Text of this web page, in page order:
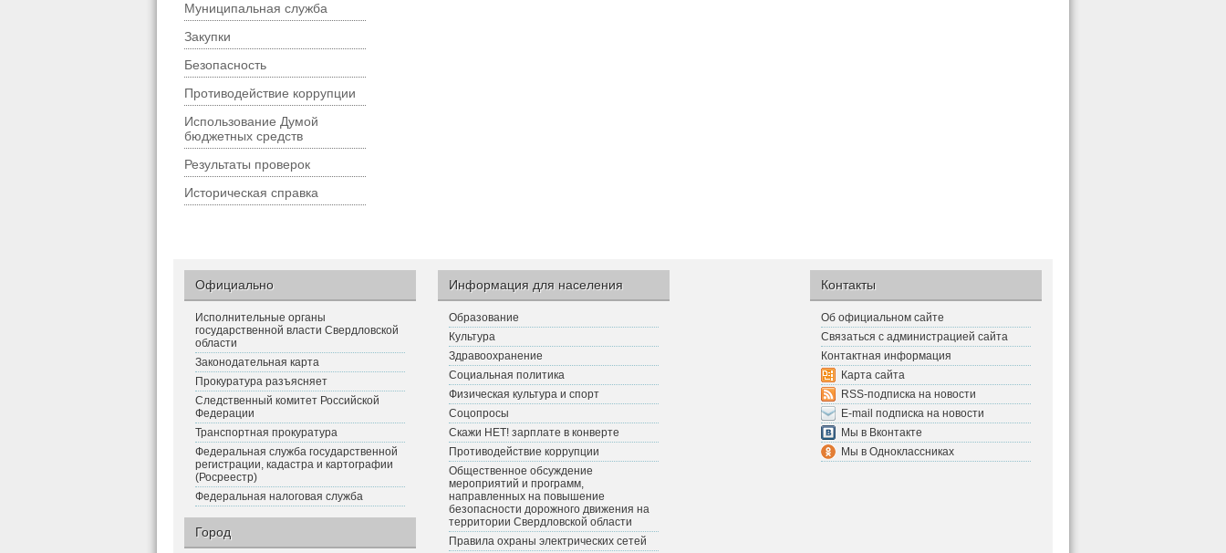
Муниципальная служба
Закупки
Безопасность
Противодействие коррупции
Использование Думой
бюджетных средств
Результаты проверок
Историческая справка
Официально
Исполнительные органы
государственной власти Свердловской
области
Законодательная карта
Прокуратура разъясняет
Следственный комитет Российской
Федерации
Транспортная прокуратура
Федеральная служба государственной
регистрации, кадастра и картографии
(Росреестр)
Федеральная налоговая служба
Город
Информация для населения
Образование
Культура
Здравоохранение
Социальная политика
Физическая культура и спорт
Соцопросы
Скажи НЕТ! зарплате в конверте
Противодействие коррупции
Общественное обсуждение
мероприятий и программ,
направленных на повышение
безопасности дорожного движения на
территории Свердловской области
Правила охраны электрических сетей
Контакты
Об официальном сайте
Связаться с администрацией сайта
Контактная информация
Карта сайта
RSS-подписка на новости
E-mail подписка на новости
Мы в Вконтакте
Мы в Одноклассниках